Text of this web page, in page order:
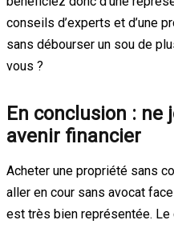
conseils d’experts et d’une
sans débourser un sou de
vous ?
En conclusion : ne
avenir financier
Acheter une propriété sans
aller en cour sans avocat
est très bien représentée.